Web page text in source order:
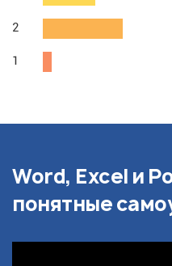
2
1
Word, Excel и
понятные